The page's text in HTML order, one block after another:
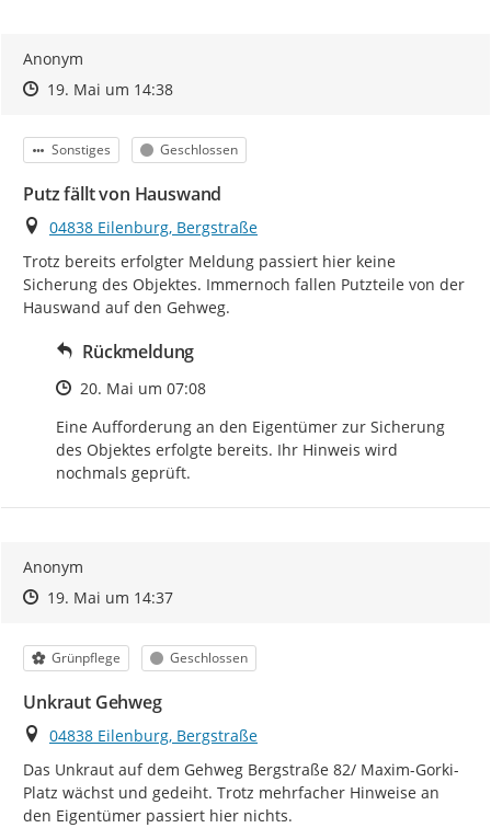
Anonym
Zeitpunkt des Erstellens
Zeitpunkt des Erstellens
19. Mai um 14:38Zur Äußerung
Kategorie
Sonstiges Status
Geschlossen
Putz fällt von Hauswand
Ort
04838 Eilenburg, Bergstraße
Trotz bereits erfolgter Meldung passiert hier keine
Sicherung des Objektes. Immernoch fallen Putzteile von der
Hauswand auf den Gehweg.
Rückmeldung
Zeitpunkt des Erstellens
20. Mai um 07:08
Eine Aufforderung an den Eigentümer zur Sicherung
des Objektes erfolgte bereits. Ihr Hinweis wird
nochmals geprüft.
Anonym
Zeitpunkt des Erstellens
Zeitpunkt des Erstellens
19. Mai um 14:37Zur Äußerung
Kategorie
Grünpflege Status
Geschlossen
Unkraut Gehweg
Ort
04838 Eilenburg, Bergstraße
Das Unkraut auf dem Gehweg Bergstraße 82/ Maxim-Gorki-
Platz wächst und gedeiht. Trotz mehrfacher Hinweise an
den Eigentümer passiert hier nichts.